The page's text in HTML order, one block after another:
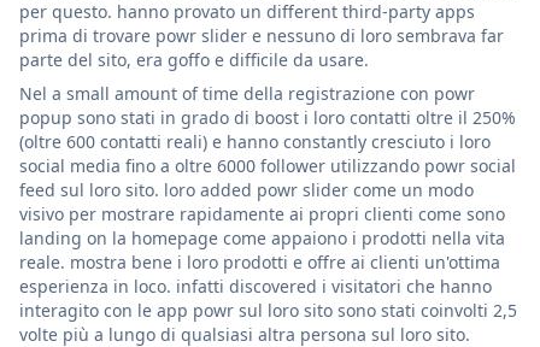
per questo. hanno provato un different third-party apps
prima di trovare powr slider e nessuno di loro sembrava far
parte del sito, era goffo e difficile da usare.
Nel a small amount of time della registrazione con powr
popup sono stati in grado di boost i loro contatti oltre il 250%
(oltre 600 contatti reali) e hanno constantly cresciuto i loro
social media fino a oltre 6000 follower utilizzando powr social
feed sul loro sito. loro added powr slider come un modo
visivo per mostrare rapidamente ai propri clienti come sono
landing on la homepage come appaiono i prodotti nella vita
reale. mostra bene i loro prodotti e offre ai clienti un'ottima
esperienza in loco. infatti discovered i visitatori che hanno
interagito con le app powr sul loro sito sono stati coinvolti 2,5
volte più a lungo di qualsiasi altra persona sul loro sito.